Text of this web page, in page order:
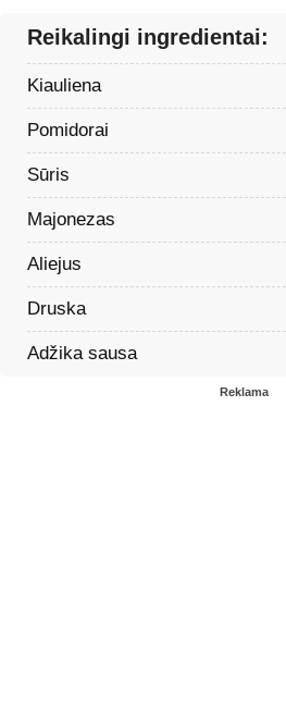
Reikalingi ingredientai:
Kiauliena
Pomidorai
Sūris
Majonezas
Aliejus
Druska
Adžika sausa
Reklama